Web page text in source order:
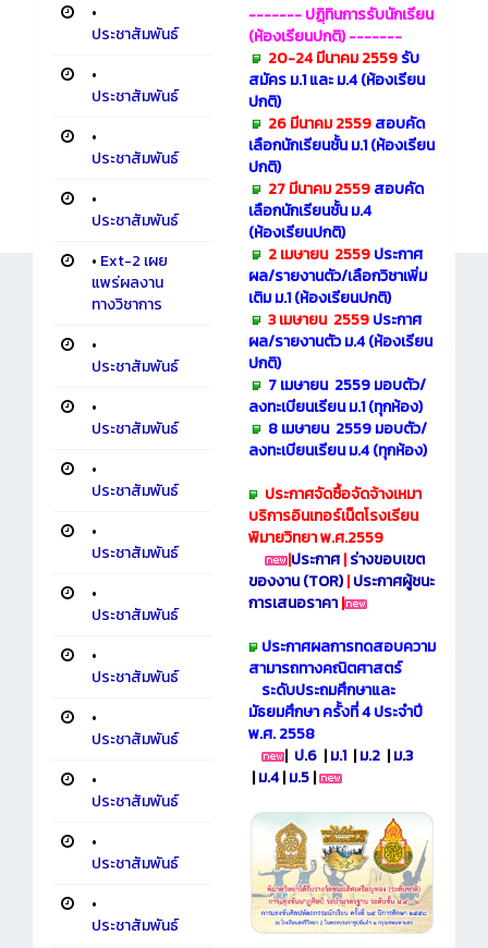
•
ประชาสัมพันธ์
•
ประชาสัมพันธ์
•
ประชาสัมพันธ์
•
ประชาสัมพันธ์
• Ext-2 เผย
แพร่ผลงาน
ทางวิชาการ
•
ประชาสัมพันธ์
•
ประชาสัมพันธ์
•
ประชาสัมพันธ์
•
ประชาสัมพันธ์
•
ประชาสัมพันธ์
•
ประชาสัมพันธ์
•
ประชาสัมพันธ์
•
ประชาสัมพันธ์
•
ประชาสัมพันธ์
•
ประชาสัมพันธ์
------- ปฏฺิทินการรับนักเรียน
(ห้องเรียนปกติ)-------
20-24 มีนาคม 2559รับ
สมัคร ม.1 และ ม.4 (ห้องเรียน
ปกติ)
26 มีนาคม 2559สอบคัด
เลือกนักเรียนชั้น ม.1 (ห้องเรียน
ปกติ)
27 มีนาคม 2559สอบคัด
เลือกนักเรียนชั้น ม.4
(ห้องเรียนปกติ)
2 เมษายน 2559ประกาศ
ผล/รายงานตัว/เลือกวิชาเพิ่ม
เติมม.1 (ห้องเรียนปกติ)
3 เมษายน 2559ประกาศ
ผล/รายงานตัว ม.4 (ห้องเรียน
ปกติ)
7 เมษายน 2559 มอบตัว/
ลงทะเบียนเรียนม.1 (ทุกห้อง)
8 เมษายน 2559 มอบตัว/
ลงทะเบียนเรียนม.4 (ทุกห้อง)
ประกาศจัดซื้อจัดจ้างเหมา
บริการอินเทอร์เน็ตโรงเรียน
พิมายวิทยา พ.ศ.2559
|ประกาศ|ร่างขอบเขต
ของงาน (TOR)|ประกาศผู้ชนะ
การเสนอราคา|
ประกาศผลการทดสอบความ
สามารถทางคณิตศาสตร์
ระดับประถมศึกษาและ
มัธยมศึกษา ครั้งที่ 4 ประจำปี
พ.ศ. 2558
| ป.6 |ม.1 |ม.2 |ม.3
|ม.4|ม.5|